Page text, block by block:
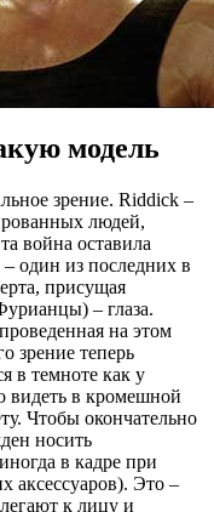
модель
зрение. Riddick –
людей,
война оставила
один из последних в
присущая
– глаза.
на этом
зрение теперь
в темноте как у
видеть в кромешной
Чтобы окончательно
носить
в кадре при
аксессуаров). Это –
к лицу и